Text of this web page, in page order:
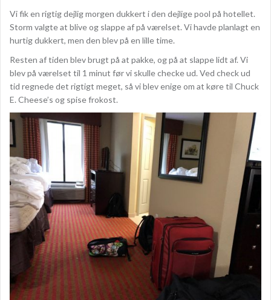
Vi fik en rigtig dejlig morgen dukkert i den dejlige pool på hotellet.
Storm valgte at blive og slappe af på værelset. Vi havde planlagt en
hurtig dukkert, men den blev på en lille time.
Resten af tiden blev brugt på at pakke, og på at slappe lidt af. Vi
blev på værelset til 1 minut før vi skulle checke ud. Ved check ud
tid regnede det rigtigt meget, så vi blev enige om at køre til Chuck
E. Cheese’s og spise frokost.